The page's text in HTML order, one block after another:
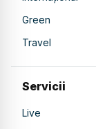
Green
Travel
Servicii
Live